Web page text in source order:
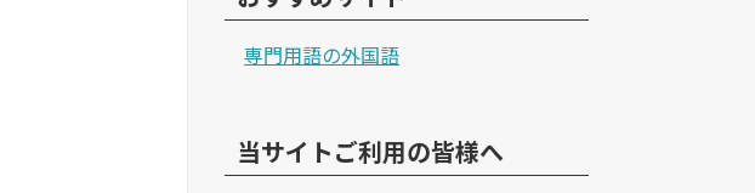
専門用語の外国語
当サイトご利用の皆様へ